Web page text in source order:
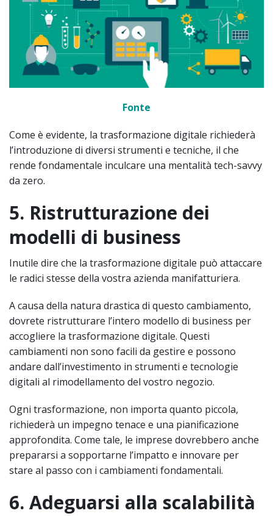
Fonte
Come è evidente, la trasformazione digitale richiederà
l’introduzione di diversi strumenti e tecniche, il che
rende fondamentale inculcare una mentalità tech-savvy
da zero.
5. Ristrutturazione dei
modelli di business
Inutile dire che la trasformazione digitale può attaccare
le radici stesse della vostra azienda manifatturiera.
A causa della natura drastica di questo cambiamento,
dovrete ristrutturare l’intero modello di business per
accogliere la trasformazione digitale. Questi
cambiamenti non sono facili da gestire e possono
andare dall’investimento in strumenti e tecnologie
digitali al rimodellamento del vostro negozio.
Ogni trasformazione, non importa quanto piccola,
richiederà un impegno tenace e una pianificazione
approfondita. Come tale, le imprese dovrebbero anche
prepararsi a sopportarne l’impatto e innovare per
stare al passo con i cambiamenti fondamentali.
6. Adeguarsi alla scalabilità